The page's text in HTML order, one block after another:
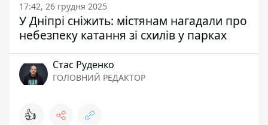
17:42, 26 грудня 2025
У Дніпрі сніжить: містянам нагадали про
небезпеку катання зі схилів у парках
Стас Руденко
ГОЛОВНИЙ РЕДАКТОР
👍